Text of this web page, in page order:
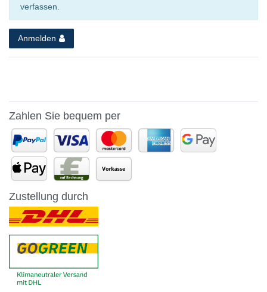
verfassen.
Anmelden
Zahlen Sie bequem per
Zustellung durch